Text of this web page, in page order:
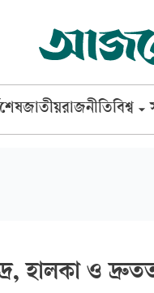
জাতীয়রাজনীতিবিশ্ব
হালকা ও